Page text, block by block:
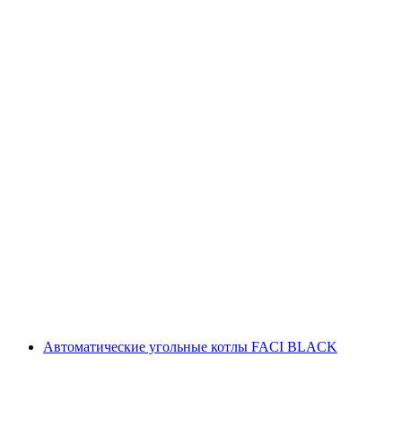
Автоматические угольные котлы FACI BLACK